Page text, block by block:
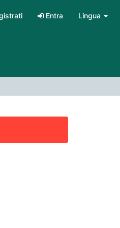
Entra Lingua